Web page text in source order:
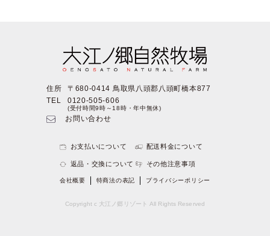
住所
〒680-0414 鳥取県八頭郡八頭町橋本877
TEL
0120-505-606
(受付時間9時～18時・年中無休)
お問い合わせ
お支払いについて 配送料金について
返品・交換について その他注意事項
会社概要 特商法の表記 プライバシーポリシー
Copyright c 大江ノ郷リゾート All Rights Reserved